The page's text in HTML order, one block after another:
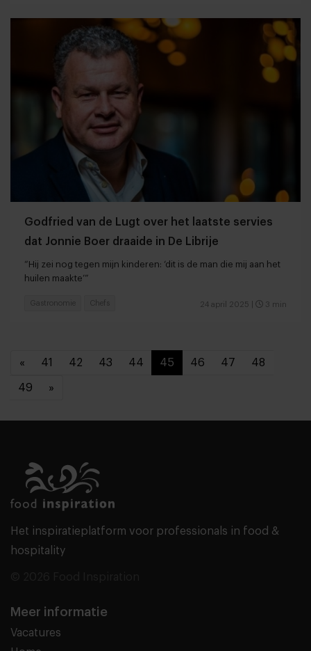
Godfried van de Lugt over het laatste servies
dat Jonnie Boer draaide in De Librije
“Hij zei nog tegen mijn kinderen: ‘dit is de man die mij aan het
huilen maakte’”
24 april 2025 3 min
Gastronomie Chefs
« 41 42 43 44 45 46 47 48
49 »
Het inspiratieplatform voor professionals in food &
hospitality
Meer informatie
Vacatures